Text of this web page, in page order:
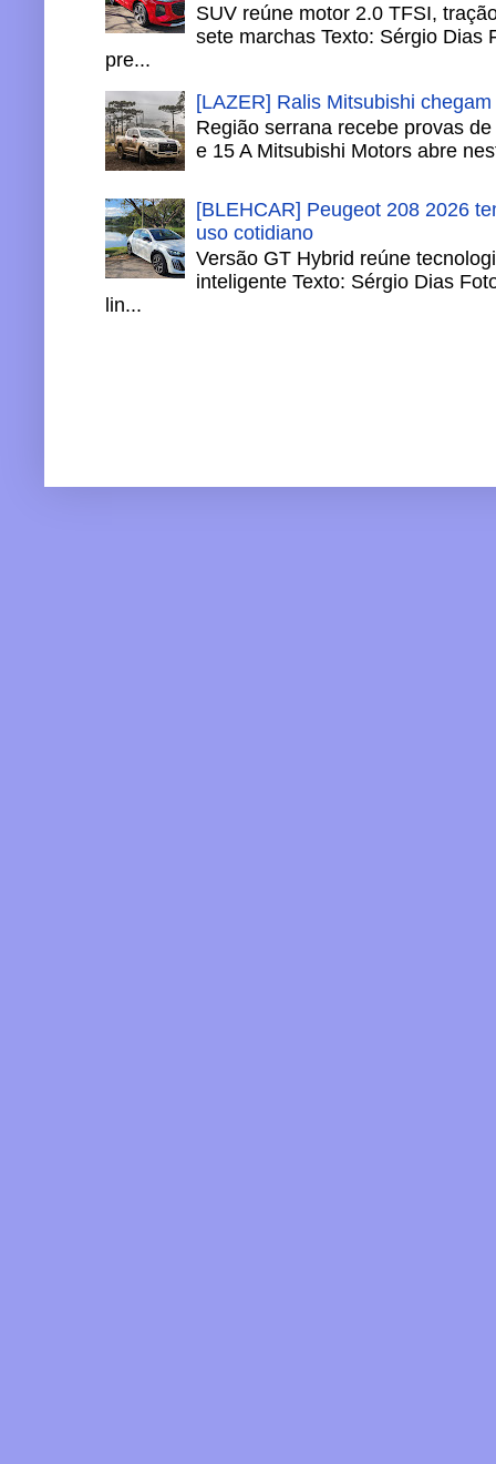
SUV reúne motor 2.0 TFSI,
sete marchas Texto: Sérgio Dias
pre...
[LAZER] Ralis Mitsubishi
Região serrana recebe provas
e 15 A Mitsubishi Motors abre
[BLEHCAR] Peugeot 208 2026
uso cotidiano
Versão GT Hybrid reúne
inteligente Texto: Sérgio Dias
lin...